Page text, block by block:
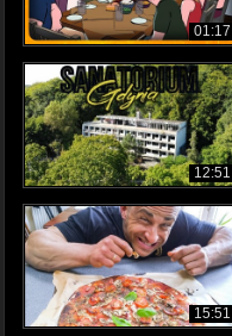
01:17
12:51
15:51